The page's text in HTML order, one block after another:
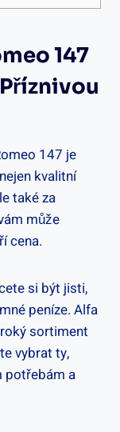
147
147 je
kvalitní
také za
může
cena.
si být jisti,
peníze. Alfa
sortiment
vybrat ty,
potřebám a